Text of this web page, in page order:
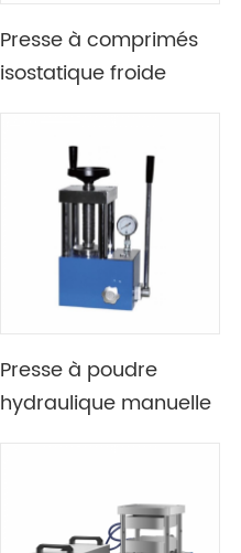
Presse à comprimés
isostatique froide
laboratoire 300MPa
40T avec porte de
protection en plexiglas
Presse à poudre
hydraulique manuelle